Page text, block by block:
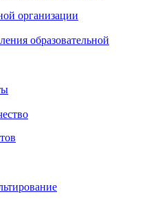
организации
образовательной